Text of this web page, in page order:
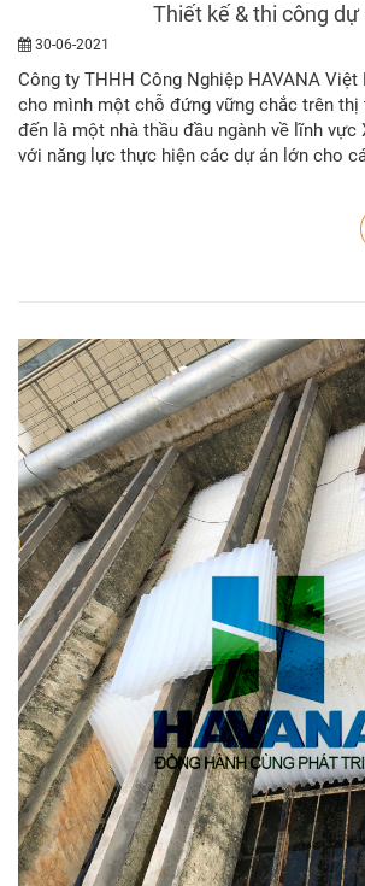
Thiết kế & thi công dự
30-06-2021
Công ty THHH Công Nghiệp HAVANA
cho mình một chỗ đứng vững chắc trên
đến là một nhà thầu đầu ngành về lĩnh vực
với năng lực thực hiện các dự án lớn cho